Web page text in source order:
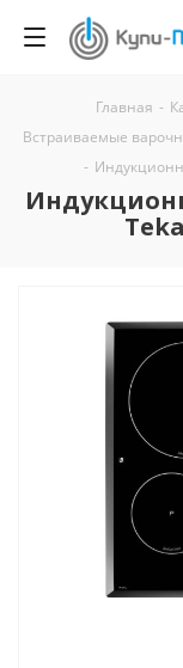
Главная -
Встраиваемые
-